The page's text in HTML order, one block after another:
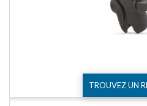
TROUVEZ UN